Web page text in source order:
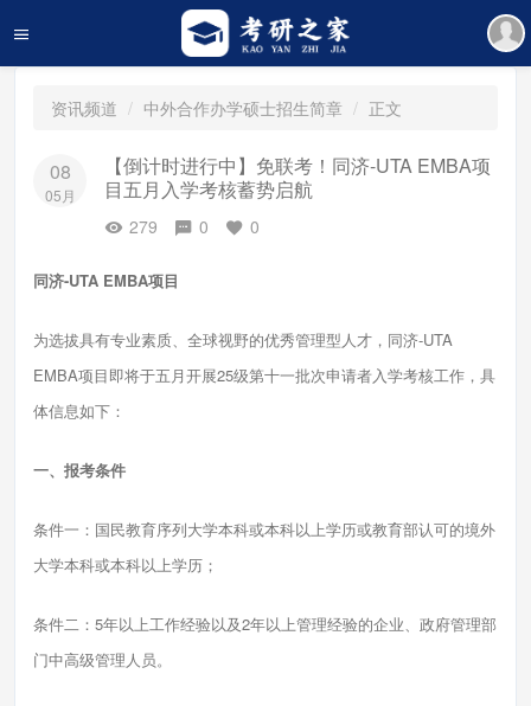
资讯频道 中外合作办学硕士招生简章 正文
08
05月
【倒计时进行中】免联考！同济-UTA EMBA项
目五月入学考核蓄势启航
279 0 0
同济-UTA EMBA项目
为选拔具有专业素质、全球视野的优秀管理型人才，同济-UTA
EMBA项目即将于五月开展25级第十一批次申请者入学考核工作，具
体信息如下：
一、报考条件
条件一：国民教育序列大学本科或本科以上学历或教育部认可的境外
大学本科或本科以上学历；
条件二：5年以上工作经验以及2年以上管理经验的企业、政府管理部
门中高级管理人员。